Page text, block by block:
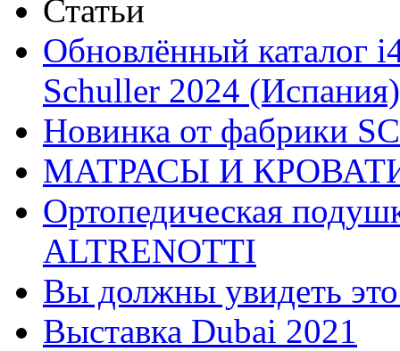
Статьи
Обновлённый каталог
Schuller 2024 (Испания)
Новинка от фабрики
МАТРАСЫ И
Ортопедическая
ALTRENOTTI
Вы должны увидеть
Выставка Dubai 2021